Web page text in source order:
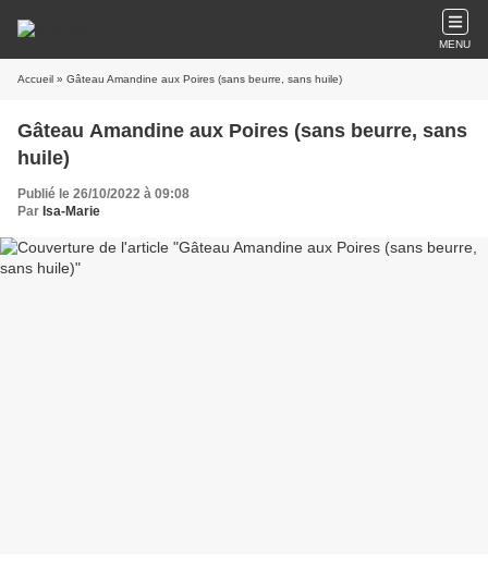
MENU
Accueil » Gâteau Amandine aux Poires (sans beurre, sans huile)
Gâteau Amandine aux Poires (sans beurre, sans
huile)
Publié le 26/10/2022 à 09:08
Par Isa-Marie